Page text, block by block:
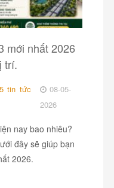
mới nhất 2026
trí.
tin tức
08-05-
2026
nay bao nhiêu?
đây sẽ giúp bạn
2026.